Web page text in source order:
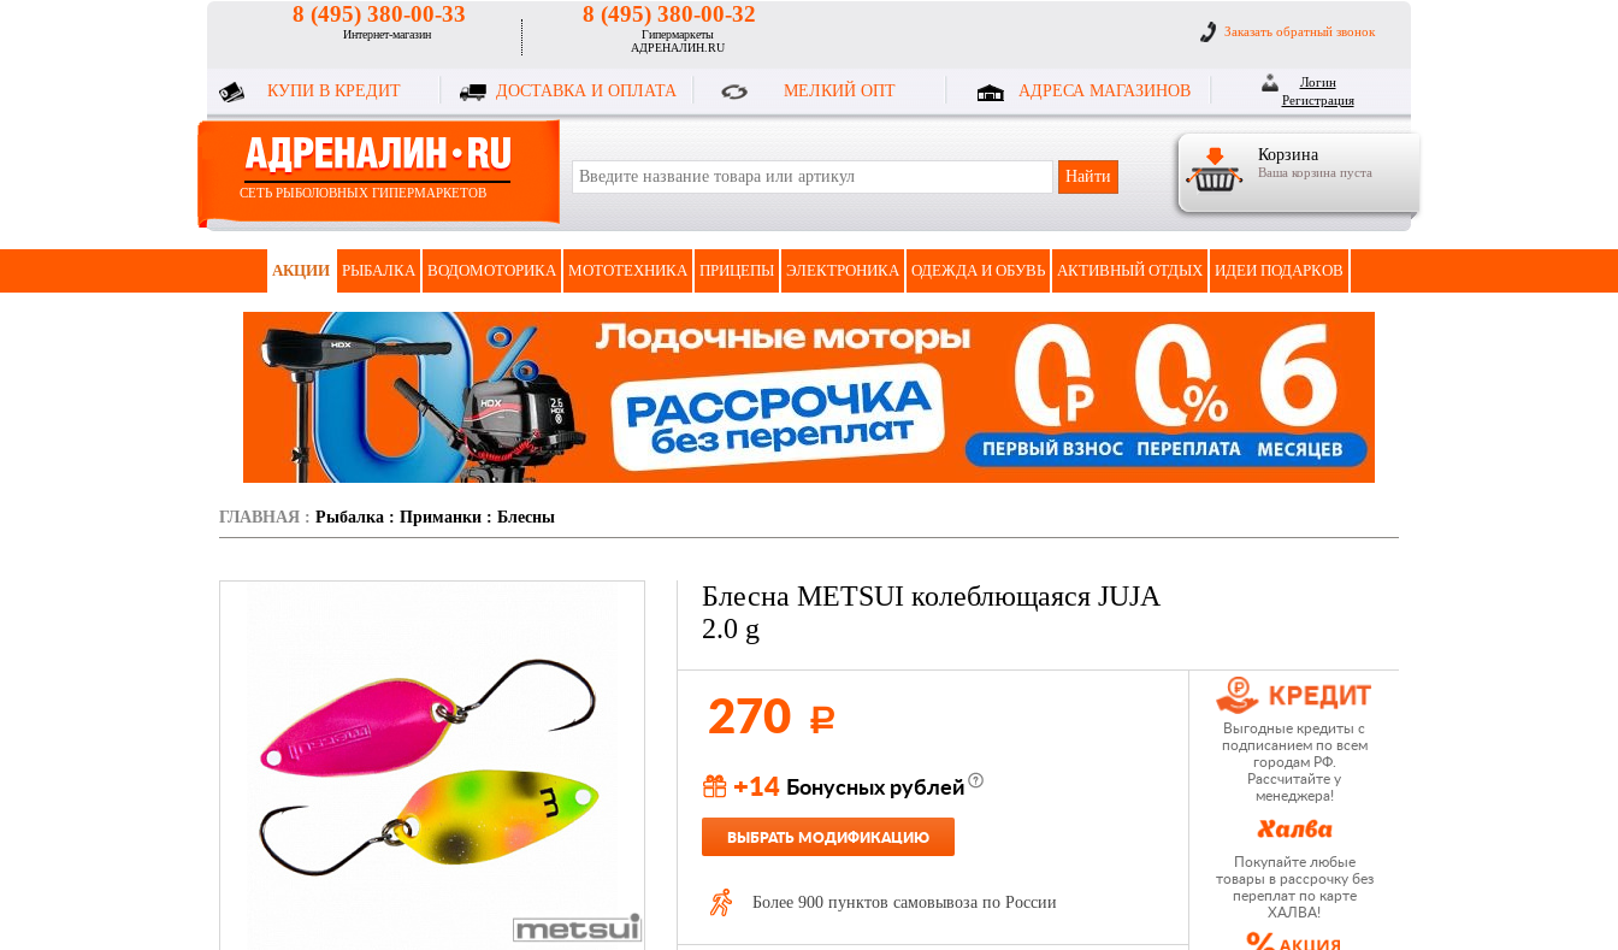
8 (495) 380-00-33
Интернет-магазин
8 (495) 380-00-32
Гипермаркеты
АДРЕНАЛИН.RU
Заказать обратный звонок
КУПИ В КРЕДИТ ДОСТАВКА И ОПЛАТА МЕЛКИЙ ОПТ АДРЕСА МАГАЗИНОВ
Логин
Регистрация
Корзина
Ваша корзина пуста
СЕТЬ РЫБОЛОВНЫХ ГИПЕРМАРКЕТОВ
АКЦИИ РЫБАЛКА ВОДОМОТОРИКА МОТОТЕХНИКА ПРИЦЕПЫ ЭЛЕКТРОНИКА ОДЕЖДА И ОБУВЬ АКТИВНЫЙ ОТДЫХ ИДЕИ ПОДАРКОВ
ГЛАВНАЯ : Рыбалка : Приманки : Блесны
Блесна METSUI колеблющаяся JUJA
2.0 g
270 Р
+14 Бонусных рублей
ВЫБРАТЬ МОДИФИКАЦИЮ
Более 900 пунктов самовывоза по России
Выгодные кредиты с
подписанием по всем
городам РФ.
Рассчитайте у
менеджера!
Покупайте любые
товары в рассрочку без
переплат по карте
ХАЛВА!